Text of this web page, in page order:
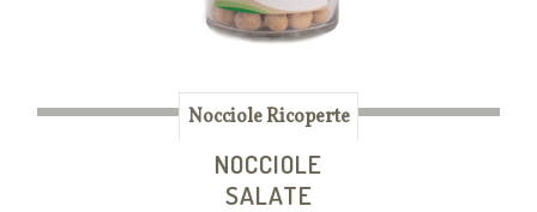
Nocciole Ricoperte
NOCCIOLE
SALATE